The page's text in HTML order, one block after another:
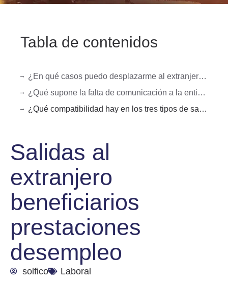
Tabla de contenidos
¿En qué casos puedo desplazarme al extranjero y mantener mi prestación de desempleo?
¿Qué supone la falta de comunicación a la entidad gestora?
¿Qué compatibilidad hay en los tres tipos de salidas al extranjero?
Salidas al
extranjero
beneficiarios
prestaciones
desempleo
solfico Laboral